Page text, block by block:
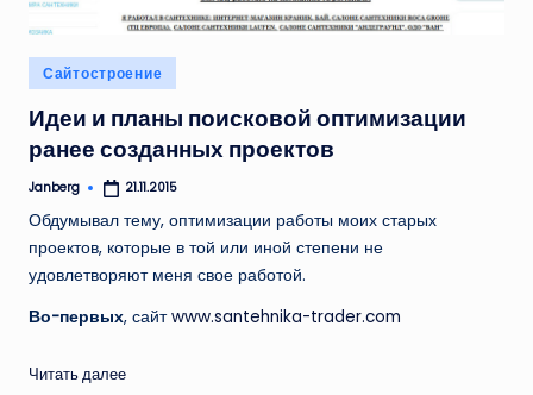
Опубликовано
в
Сайтостроение
Идеи и планы поисковой оптимизации
ранее созданных проектов
Запись
Janberg 21.11.2015
Обдумывал тему, оптимизации работы моих старых
проектов, которые в той или иной степени не
удовлетворяют меня свое работой.
Во-первых, сайтwww.santehnika-trader.com
Читать далее